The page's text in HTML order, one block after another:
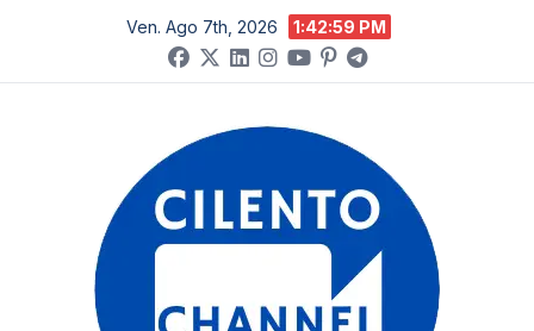
contenuto
Ven. Ago 7th, 2026 1:43:00 PM